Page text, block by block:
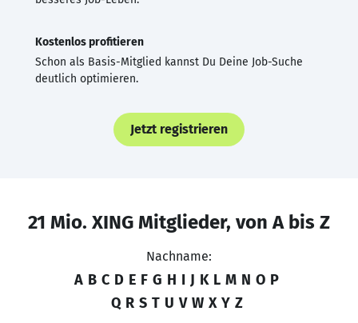
Kostenlos profitieren
Schon als Basis-Mitglied kannst Du Deine Job-Suche
deutlich optimieren.
Jetzt registrieren
21 Mio. XING Mitglieder, von A bis Z
Nachname:
A B C D E F G H I J K L M N O P
Q R S T U V W X Y Z